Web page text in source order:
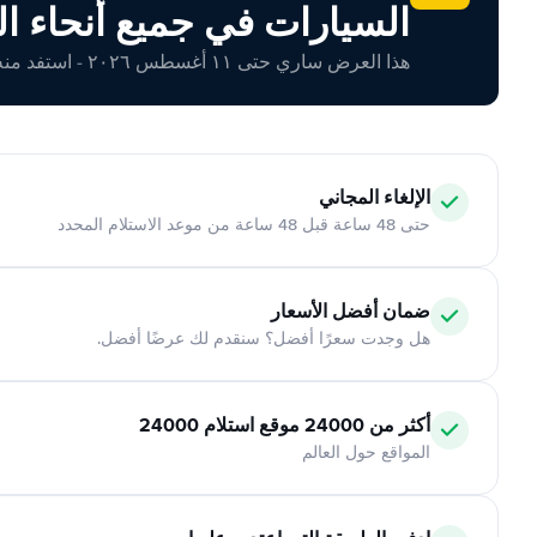
السيارات في جميع أنحاء
هذا العرض ساري حتى ١١ أغسطس ٢٠٢٦ - استفد منه اليوم!
الإلغاء المجاني
حتى 48 ساعة قبل 48 ساعة من موعد الاستلام المحدد
ضمان أفضل الأسعار
هل وجدت سعرًا أفضل؟ سنقدم لك عرضًا أفضل.
أكثر من 24000 موقع استلام 24000
المواقع حول العالم